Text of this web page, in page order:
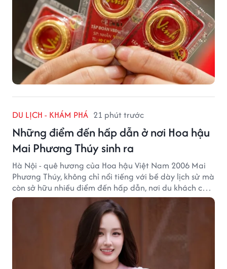
DU LỊCH - KHÁM PHÁ 21 phút trước
Những điểm đến hấp dẫn ở nơi Hoa hậu
Mai Phương Thúy sinh ra
Hà Nội - quê hương của Hoa hậu Việt Nam 2006 Mai
Phương Thúy, không chỉ nổi tiếng với bề dày lịch sử mà
còn sở hữu nhiều điểm đến hấp dẫn, nơi du khách có
thể cảm nhận trọn vẹn vẻ đẹp cổ kính xen lẫn nhịp
sống hiện đại của Thủ đô.